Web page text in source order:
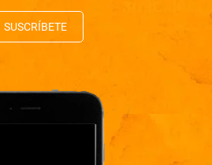
SUSCRÍBETE